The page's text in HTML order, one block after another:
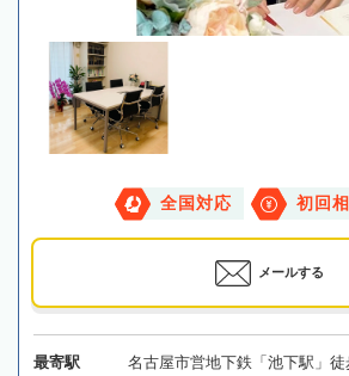
全国対応 初回
メールする
最寄駅 名古屋市営地下鉄「池下駅」徒